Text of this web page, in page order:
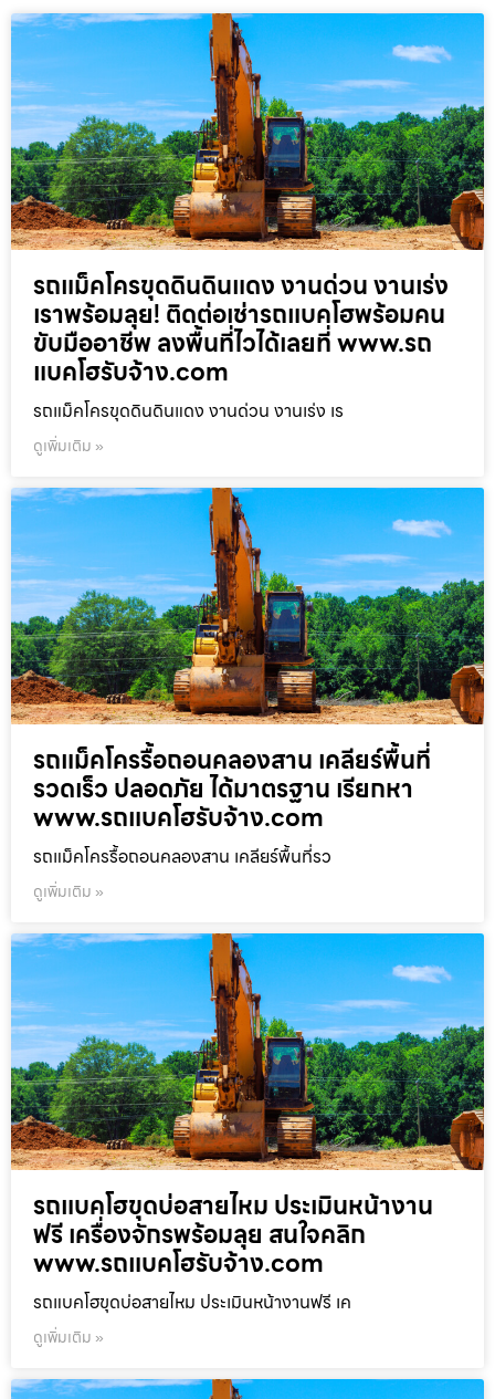
รถแม็คโครขุดดินดินแดง งานด่วน งานเร่ง
เราพร้อมลุย! ติดต่อเช่ารถแบคโฮพร้อมคน
ขับมืออาชีพ ลงพื้นที่ไวได้เลยที่ www.รถ
แบคโฮรับจ้าง.com
รถแม็คโครขุดดินดินแดง งานด่วน งานเร่ง เร
ดูเพิ่มเติม »
รถแม็คโครรื้อถอนคลองสาน เคลียร์พื้นที่
รวดเร็ว ปลอดภัย ได้มาตรฐาน เรียกหา
www.รถแบคโฮรับจ้าง.com
รถแม็คโครรื้อถอนคลองสาน เคลียร์พื้นที่รว
ดูเพิ่มเติม »
รถแบคโฮขุดบ่อสายไหม ประเมินหน้างาน
ฟรี เครื่องจักรพร้อมลุย สนใจคลิก
www.รถแบคโฮรับจ้าง.com
รถแบคโฮขุดบ่อสายไหม ประเมินหน้างานฟรี เค
ดูเพิ่มเติม »